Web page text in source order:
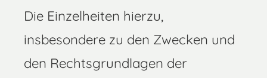
Die Einzelheiten hierzu,
insbesondere zu den Zwecken und
den Rechtsgrundlagen der